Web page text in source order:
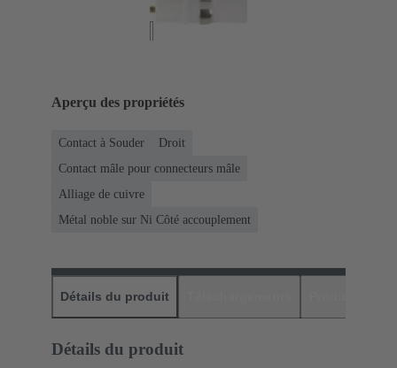
Aperçu des propriétés
Contact à Souder
Droit
Contact mâle pour connecteurs mâle
Alliage de cuivre
Métal noble sur Ni Côté accouplement
Détails du produit
Détails du produit